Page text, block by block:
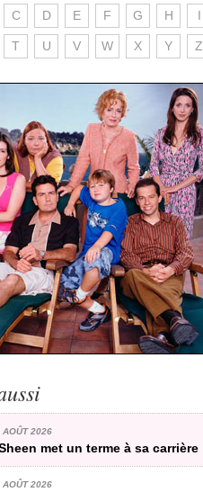
C D E F G H I
T U V W X Y Z
AOÛT 2026
met un terme à sa carrière
AOÛT 2026